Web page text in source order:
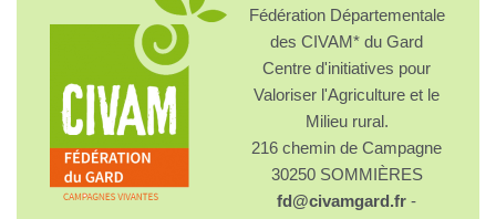
Fédération Départementale
des CIVAM* du Gard
Centre d'initiatives pour
Valoriser l'Agriculture et le
Milieu rural.
216 chemin de Campagne
30250 SOMMIÈRES
fd@civamgard.fr -